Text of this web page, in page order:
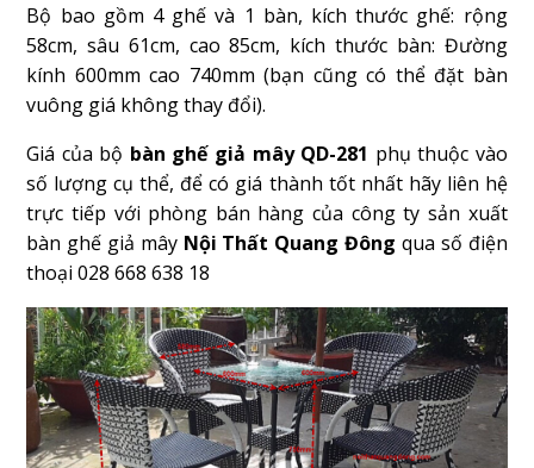
Bộ bao gồm 4 ghế và 1 bàn, kích thước ghế: rộng
58cm, sâu 61cm, cao 85cm, kích thước bàn: Đường
kính 600mm cao 740mm (bạn cũng có thể đặt bàn
vuông giá không thay đổi).
Giá của bộ bàn ghế giả mây QD-281 phụ thuộc vào
số lượng cụ thể, để có giá thành tốt nhất hãy liên hệ
trực tiếp với phòng bán hàng của công ty sản xuất
bàn ghế giả mây Nội Thất Quang Đông qua số điện
thoại 028 668 638 18